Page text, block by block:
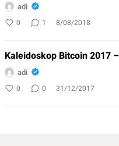
adi
0 1 8/08/2018
Kaleidoskop Bitcoin 2017
adi
0 0 31/12/2017